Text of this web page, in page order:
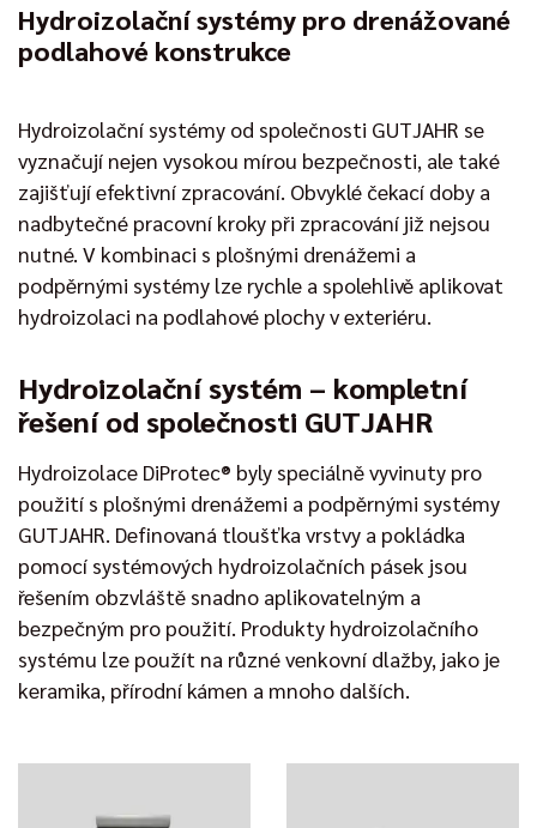
Hydroizolační systémy pro drenážované
podlahové konstrukce
Hydroizolační systémy od společnosti GUTJAHR se
vyznačují nejen vysokou mírou bezpečnosti, ale také
zajišťují efektivní zpracování. Obvyklé čekací doby a
nadbytečné pracovní kroky při zpracování již nejsou
nutné. V kombinaci s plošnými drenážemi a
podpěrnými systémy lze rychle a spolehlivě aplikovat
hydroizolaci na podlahové plochy v exteriéru.
Hydroizolační systém – kompletní
řešení od společnosti GUTJAHR
Hydroizolace DiProtec® byly speciálně vyvinuty pro
použití s plošnými drenážemi a podpěrnými systémy
GUTJAHR. Definovaná tloušťka vrstvy a pokládka
pomocí systémových hydroizolačních pásek jsou
řešením obzvláště snadno aplikovatelným a
bezpečným pro použití. Produkty hydroizolačního
systému lze použít na různé venkovní dlažby, jako je
keramika, přírodní kámen a mnoho dalších.